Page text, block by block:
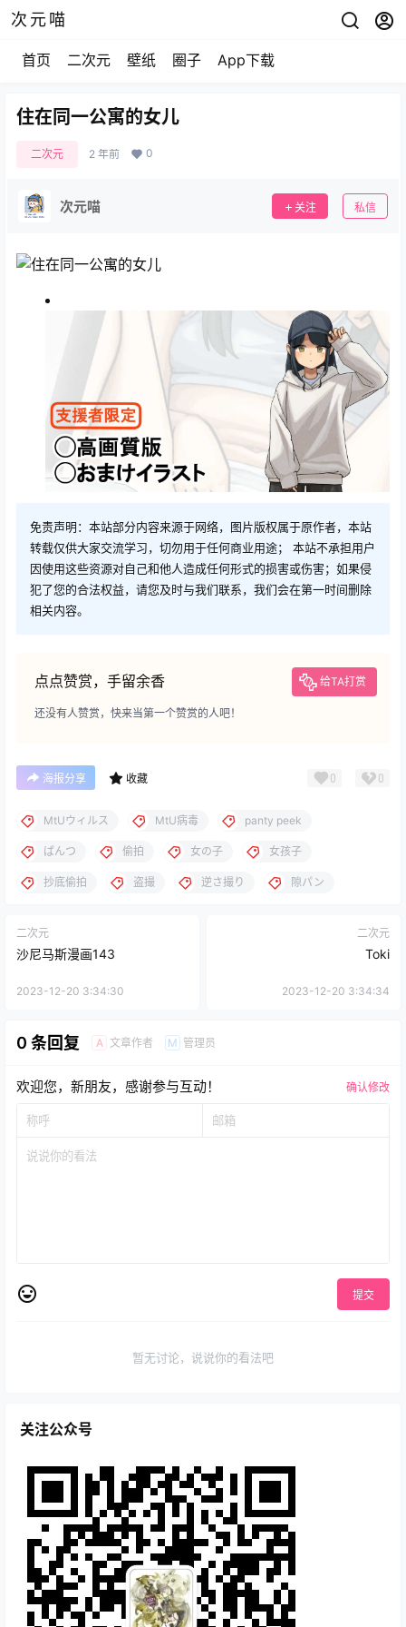
次元喵
首页 二次元 壁纸 圈子 App下载
住在同一公寓的女儿
二次元 2 年前 0
次元喵 关注 私信
免责声明：本站部分内容来源于网络，图片版权属于原作者，本站
转载仅供大家交流学习，切勿用于任何商业用途； 本站不承担用户
因使用这些资源对自己和他人造成任何形式的损害或伤害；如果侵
犯了您的合法权益，请您及时与我们联系，我们会在第一时间删除
相关内容。
点点赞赏，手留余香 给TA打赏
还没有人赞赏，快来当第一个赞赏的人吧！
海报分享 收藏 0 0
MtUウィルス MtU病毒 panty peek
ぱんつ 偷拍 女の子 女孩子
抄底偷拍 盗撮 逆さ撮り 隙パン
二次元
沙尼马斯漫画143
2023-12-20 3:34:30
二次元
Toki
2023-12-20 3:34:34
0 条回复 A 文章作者 M 管理员
欢迎您，新朋友，感谢参与互动！ 确认修改
提交
暂无讨论，说说你的看法吧
关注公众号